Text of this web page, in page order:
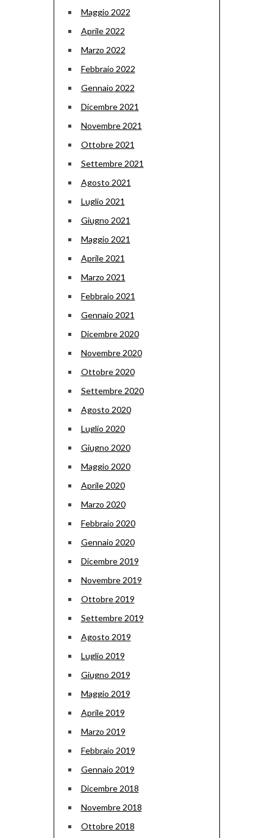
Maggio 2022
Aprile 2022
Marzo 2022
Febbraio 2022
Gennaio 2022
Dicembre 2021
Novembre 2021
Ottobre 2021
Settembre 2021
Agosto 2021
Luglio 2021
Giugno 2021
Maggio 2021
Aprile 2021
Marzo 2021
Febbraio 2021
Gennaio 2021
Dicembre 2020
Novembre 2020
Ottobre 2020
Settembre 2020
Agosto 2020
Luglio 2020
Giugno 2020
Maggio 2020
Aprile 2020
Marzo 2020
Febbraio 2020
Gennaio 2020
Dicembre 2019
Novembre 2019
Ottobre 2019
Settembre 2019
Agosto 2019
Luglio 2019
Giugno 2019
Maggio 2019
Aprile 2019
Marzo 2019
Febbraio 2019
Gennaio 2019
Dicembre 2018
Novembre 2018
Ottobre 2018